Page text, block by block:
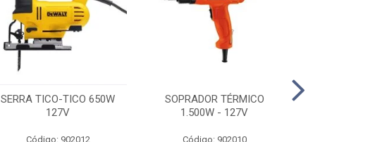
SERRA TICO-TICO 650W
127V
Código: 902012
SOPRADOR TÉRMICO
1.500W - 127V
Código: 902010